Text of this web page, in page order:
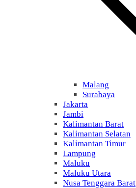
Malang
Surabaya
Jakarta
Jambi
Kalimantan Barat
Kalimantan Selatan
Kalimantan Timur
Lampung
Maluku
Maluku Utara
Nusa Tenggara Barat